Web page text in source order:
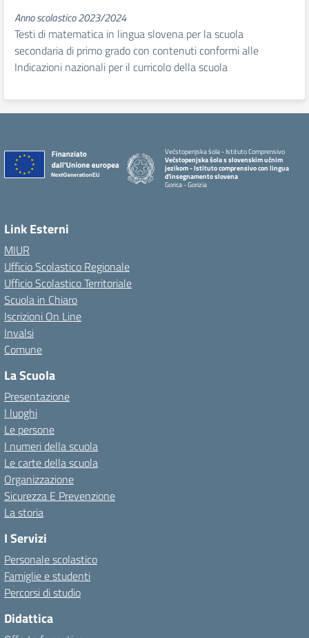
Anno scolastico 2023/2024
Testi di matematica in lingua slovena per la scuola
secondaria di primo grado con contenuti conformi alle
Indicazioni nazionali per il curricolo della scuola
Večstopenjska šola - Istituto Comprensivo
Večstopenjska šola s slovenskim učnim
jezikom - Istituto comprensivo con lingua
d'insegnamento slovena
Gorica - Gorizia
Link Esterni
MIUR
Ufficio Scolastico Regionale
Ufficio Scolastico Territoriale
Scuola in Chiaro
Iscrizioni On Line
Invalsi
Comune
La Scuola
Presentazione
I luoghi
Le persone
I numeri della scuola
Le carte della scuola
Organizzazione
Sicurezza E Prevenzione
La storia
I Servizi
Personale scolastico
Famiglie e studenti
Percorsi di studio
Didattica